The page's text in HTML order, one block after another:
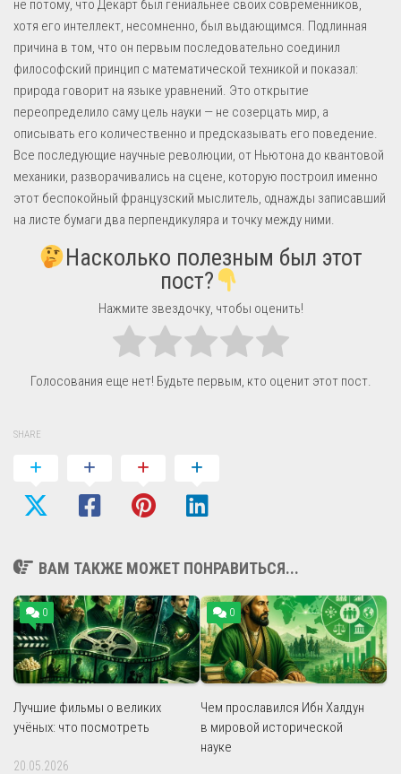
не потому, что Декарт был гениальнее своих современников,
хотя его интеллект, несомненно, был выдающимся. Подлинная
причина в том, что он первым последовательно соединил
философский принцип с математической техникой и показал:
природа говорит на языке уравнений. Это открытие
переопределило саму цель науки — не созерцать мир, а
описывать его количественно и предсказывать его поведение.
Все последующие научные революции, от Ньютона до квантовой
механики, разворачивались на сцене, которую построил именно
этот беспокойный французский мыслитель, однажды записавший
на листе бумаги два перпендикуляра и точку между ними.
Насколько полезным был этот
пост?
Нажмите звездочку, чтобы оценить!
Голосования еще нет! Будьте первым, кто оценит этот пост.
SHARE
ВАМ ТАКЖЕ МОЖЕТ ПОНРАВИТЬСЯ...
0
Лучшие фильмы о великих
учёных: что посмотреть
20.05.2026
0
Чем прославился Ибн Халдун
в мировой исторической
науке